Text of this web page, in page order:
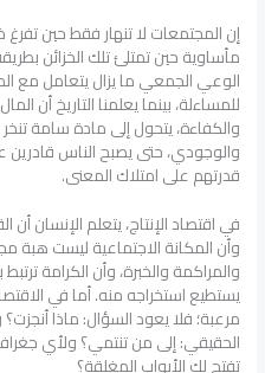
إن المجتمعات لا تنهار فقط حين تفرغ
مأساوية حين تمتلئ تلك الخزائن
الوعي الجمعي ما يزال يتعامل مع
للمساءلة، بينما يعلمنا التاريخ أن
والكفاءة، يتحول إلى مادة سامة
والوجودي، حتى يصبح الناس قادرين
قدرتهم على امتلاك المعنى.
في اقتصاد الإنتاج، يتعلم الإنسان أن
وأن المكانة الاجتماعية ليست هبة
والمراكمة والخبرة، وأن الكرامة
يستطيع استخراجه منه. أما في
مرعبة؛ فلا يعود السؤال: ماذا
الحقيقي: إلى من تنتمي؟ ولأي
تفتح لك الأبواب المغلقة؟